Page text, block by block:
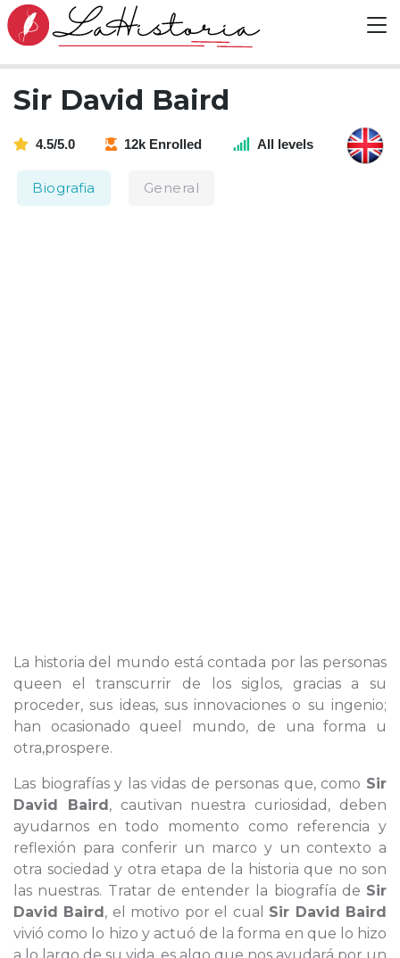
Sir David Baird
4.5/5.0 12k Enrolled All levels
Biografia General
La historia del mundo está contada por las personas
queen el transcurrir de los siglos, gracias a su
proceder, sus ideas, sus innovaciones o su ingenio;
han ocasionado queel mundo, de una forma u
otra,prospere.
Las biografías y las vidas de personas que, como Sir
David Baird, cautivan nuestra curiosidad, deben
ayudarnos en todo momento como referencia y
reflexión para conferir un marco y un contexto a
otra sociedad y otra etapa de la historia que no son
las nuestras. Tratar de entender la biografía de Sir
David Baird, el motivo por el cual Sir David Baird
vivió como lo hizo y actuó de la forma en que lo hizo